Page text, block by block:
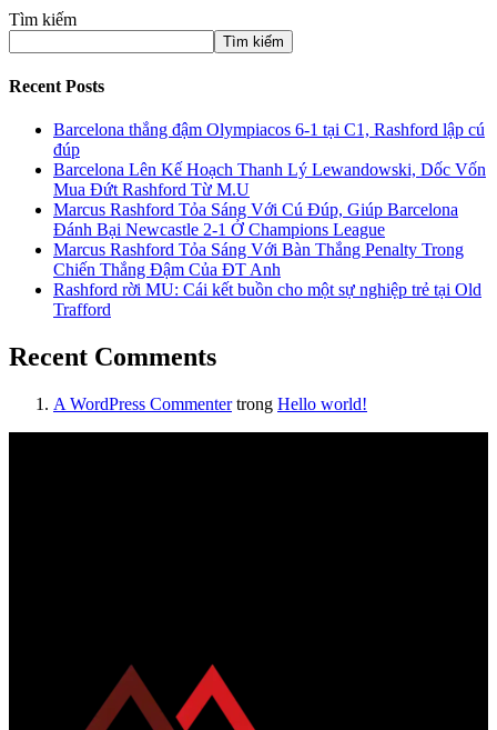
Tìm kiếm
Tìm kiếm
Recent Posts
Barcelona thắng đậm Olympiacos 6-1 tại C1, Rashford lập cú
đúp
Barcelona Lên Kế Hoạch Thanh Lý Lewandowski, Dốc Vốn
Mua Đứt Rashford Từ M.U
Marcus Rashford Tỏa Sáng Với Cú Đúp, Giúp Barcelona
Đánh Bại Newcastle 2-1 Ở Champions League
Marcus Rashford Tỏa Sáng Với Bàn Thắng Penalty Trong
Chiến Thắng Đậm Của ĐT Anh
Rashford rời MU: Cái kết buồn cho một sự nghiệp trẻ tại Old
Trafford
Recent Comments
A WordPress Commentertrong Hello world!